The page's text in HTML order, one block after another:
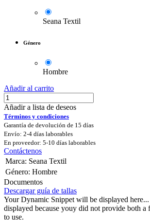
Seana Textil
Género
Hombre
Añadir al carrito
Añadir a lista de deseos
Términos y condiciones
Garantía de devolución de 15 días
Envío: 2-4 días laborables
En proveedor: 5-10 días laborables
Contáctenos
Marca: Seana Textil
Género: Hombre
Documentos
Descargar guía de tallas
Your Dynamic Snippet will be displayed here...
displayed because youy did not provide both a
to use.